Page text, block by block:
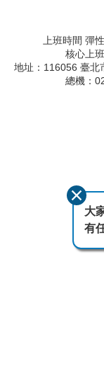
上班時間 彈
核心上
地址：116056 臺北
總機：
大
有